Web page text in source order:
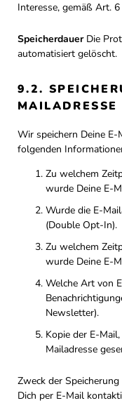
Interesse, gemäß Art.
SpeicherdauerDie
automatisiert gelöscht.
9.2.
MAILADRESSE
Wir speichern Deine E-
folgenden
Zu welchem
wurde Deine E-
Wurde die E-
(Double Opt-In).
Zu welchem
wurde Deine E-
Welche Art von
Newsletter).
Kopie der E-
Mailadresse
Zweck der
Dich per E-Mail